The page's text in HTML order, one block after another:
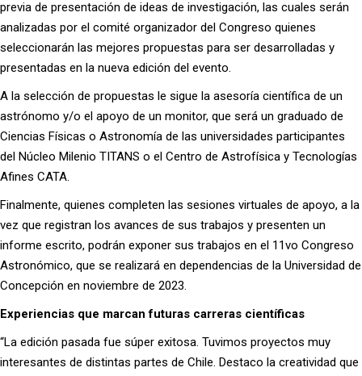
previa de presentación de ideas de investigación, las cuales serán
analizadas por el comité organizador del Congreso quienes
seleccionarán las mejores propuestas para ser desarrolladas y
presentadas en la nueva edición del evento.
A la selección de propuestas le sigue la asesoría científica de un
astrónomo y/o el apoyo de un monitor, que será un graduado de
Ciencias Físicas o Astronomía de las universidades participantes
del Núcleo Milenio TITANS o el Centro de Astrofísica y Tecnologías
Afines CATA.
Finalmente, quienes completen las sesiones virtuales de apoyo, a la
vez que registran los avances de sus trabajos y presenten un
informe escrito, podrán exponer sus trabajos en el 11vo Congreso
Astronómico, que se realizará en dependencias de la Universidad de
Concepción en noviembre de 2023.
Experiencias que marcan futuras carreras científicas
“La edición pasada fue súper exitosa. Tuvimos proyectos muy
interesantes de distintas partes de Chile. Destaco la creatividad que